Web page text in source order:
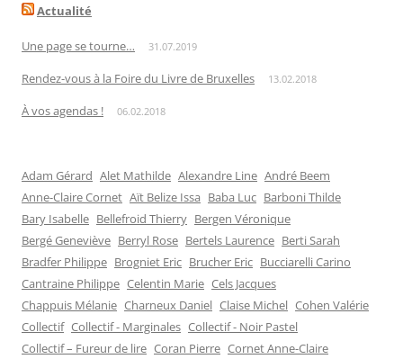
Actualité
Une page se tourne… 31.07.2019
Rendez-vous à la Foire du Livre de Bruxelles 13.02.2018
À vos agendas ! 06.02.2018
Adam Gérard Alet Mathilde Alexandre Line André Beem
Anne-Claire Cornet Aït Belize Issa Baba Luc Barboni Thilde
Bary Isabelle Bellefroid Thierry Bergen Véronique
Bergé Geneviève Berryl Rose Bertels Laurence Berti Sarah
Bradfer Philippe Brogniet Eric Brucher Eric Bucciarelli Carino
Cantraine Philippe Celentin Marie Cels Jacques
Chappuis Mélanie Charneux Daniel Claise Michel Cohen Valérie
Collectif Collectif - Marginales Collectif - Noir Pastel
Collectif – Fureur de lire Coran Pierre Cornet Anne-Claire